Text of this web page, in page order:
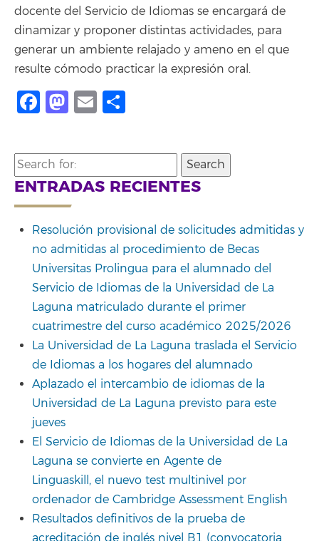
docente del Servicio de Idiomas se encargará de
dinamizar y proponer distintas actividades, para
generar un ambiente relajado y ameno en el que
resulte cómodo practicar la expresión oral.
Facebook
Mastodon
Email
Search
for:
ENTRADAS RECIENTES
Resolución provisional de solicitudes admitidas y
no admitidas al procedimiento de Becas
Universitas Prolingua para el alumnado del
Servicio de Idiomas de la Universidad de La
Laguna matriculado durante el primer
cuatrimestre del curso académico 2025/2026
La Universidad de La Laguna traslada el Servicio
de Idiomas a los hogares del alumnado
Aplazado el intercambio de idiomas de la
Universidad de La Laguna previsto para este
jueves
El Servicio de Idiomas de la Universidad de La
Laguna se convierte en Agente de
Linguaskill, el nuevo test multinivel por
ordenador de Cambridge Assessment English
Resultados definitivos de la prueba de
acreditación de inglés nivel B1 (convocatoria